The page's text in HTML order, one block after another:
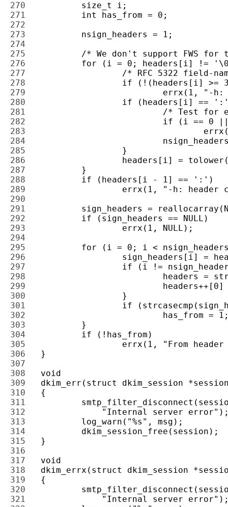
270
271
272
273
274
275
276
277
278
279
280
281
282
283
284
285
286
287
288
289
290
291
292
293
294
295
296
297
298
299
300
301
302
303
304
305
306
307
308
309
310
311
312
313
314
315
316
317
318
319
320
321